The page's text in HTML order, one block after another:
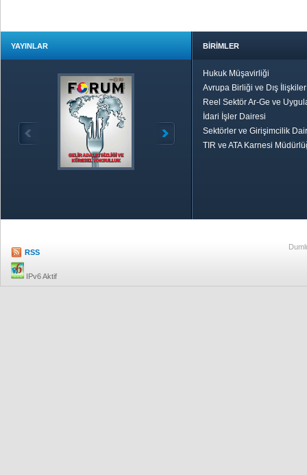
YAYINLAR BİRİMLER
Hukuk Müşavirliği
Avrupa Birliği ve Dış
Reel Sektör Ar-Ge ve
İdari İşler Dairesi
Sektörler ve Girişimcilik
TIR ve ATA Karnesi
RSS
IPv6 Aktif